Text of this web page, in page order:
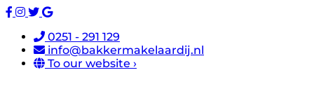
0251 - 291 129
info@bakkermakelaardij.nl
To our website ›